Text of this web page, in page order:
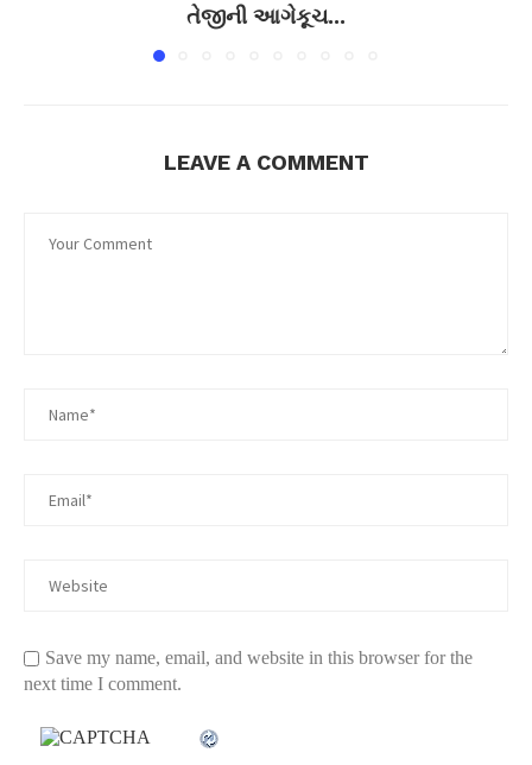
તેજીની આગેકૂચ...
LEAVE A COMMENT
Save my name, email, and website in this browser for the
next time I comment.